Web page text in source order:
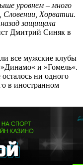
уровнем – много
Словении, Хорватии.
защищала
Дмитрий Синяк в
все мужские клубы
и »Гомель«.
ни одного
в иностранном